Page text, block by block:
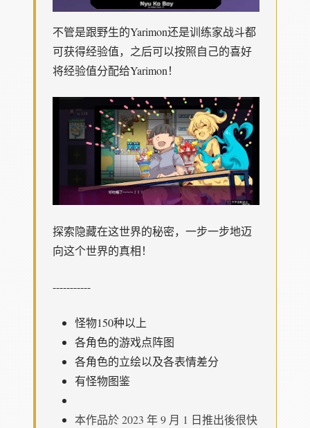
不管是跟野生的Yarimon还是训练家战斗都
可获得经验值，之后可以按照自己的喜好
将经验值分配给Yarimon！
探索隐藏在这世界的秘密，一步一步地迈
向这个世界的真相！
-----------
怪物150种以上
各角色的游戏点阵图
各角色的立绘以及各表情差分
有怪物图鉴
本作品於 2023 年 9 月 1 日推出後很快